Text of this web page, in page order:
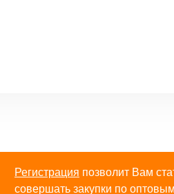
Регистрация позволит Вам
совершать закупки по